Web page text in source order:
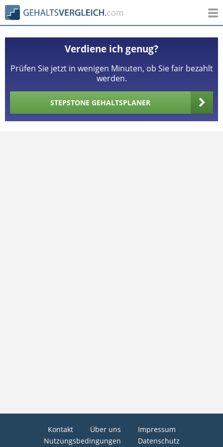
Verdiene ich genug?
Prüfen Sie jetzt in wenigen Minuten, ob Sie fair bezahlt
werden.
STEPSTONE GEHALTSPLANER
Kontakt Über uns
Impressum
Nutzungsbedingungen
Datenschutz